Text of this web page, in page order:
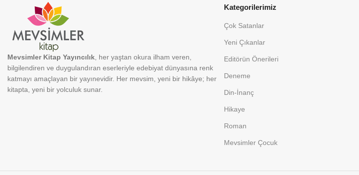
Kategorilerimiz
Çok Satanlar
Yeni Çıkanlar
Editörün Önerileri
Deneme
Din-İnanç
Hikaye
Roman
Mevsimler Çocuk
Mevsimler Kitap Yayıncılık , her yaştan okura ilham veren,
bilgilendiren ve duygulandıran eserleriyle edebiyat dünyasına renk
katmayı amaçlayan bir yayınevidir. Her mevsim, yeni bir hikâye; her
kitapta, yeni bir yolculuk sunar.